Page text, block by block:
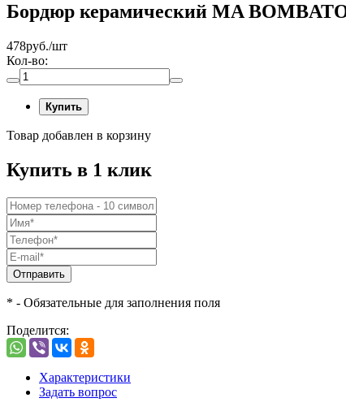
Бордюр керамический MA
478руб./шт
Кол-во:
Купить
Товар добавлен в корзину
Купить в 1 клик
Отправить
* - Обязательные для заполнения поля
Поделится:
Характеристики
Задать вопрос